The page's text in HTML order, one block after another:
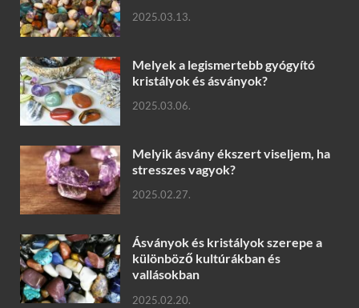
2025.03.13.
Melyek a legismertebb gyógyító
kristályok és ásványok?
2025.03.06.
Melyik ásvány ékszert viseljem, ha
stresszes vagyok?
2025.02.27.
Ásványok és kristályok szerepe a
különböző kultúrákban és
vallásokban
2025.02.20.